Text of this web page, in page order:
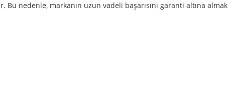
nedenle, markanın uzun vadeli başarısını garanti altına almak